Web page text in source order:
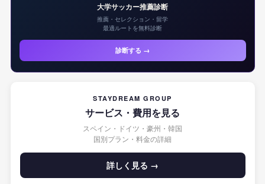
大学サッカー推薦診断
推薦・セレクション・留学
最適ルートを無料診断
診断する →
STAYDREAM GROUP
サービス・費用を見る
スペイン・ドイツ・豪州・韓国
国別プラン・料金の詳細
詳しく見る →